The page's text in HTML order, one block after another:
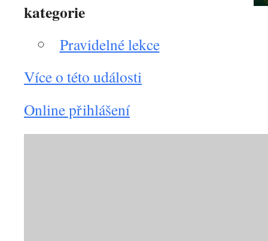
kategorie
Pravidelné lekce
Více o této události
Online přihlášení